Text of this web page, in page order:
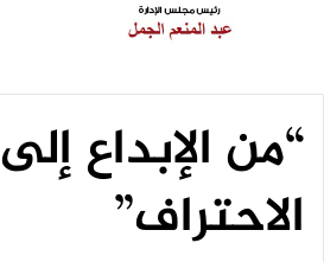
“من الإبداع إلى
الاحتراف”